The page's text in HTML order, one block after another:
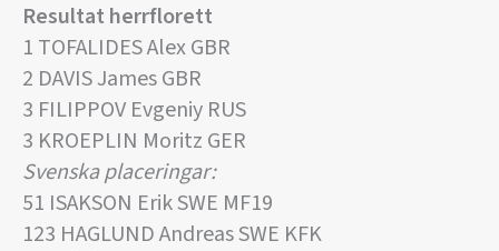
Resultat herrflorett
1 TOFALIDES Alex GBR
2 DAVIS James GBR
3 FILIPPOV Evgeniy RUS
3 KROEPLIN Moritz GER
Svenska placeringar:
51 ISAKSON Erik SWE MF19
123 HAGLUND Andreas SWE KFK